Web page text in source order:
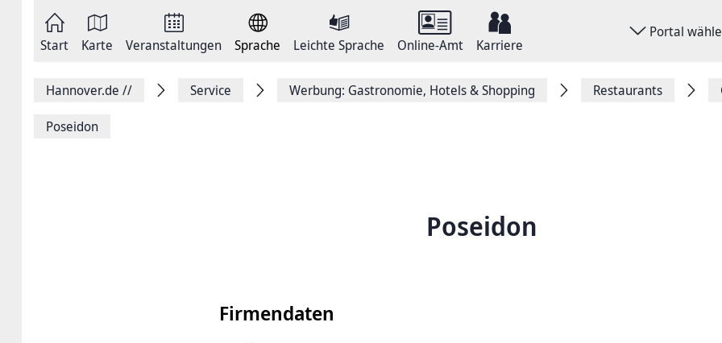
springen
Start Karte Veranstaltungen Sprache Leichte Sprache Online-Amt Karriere
Portal
FacebookHannover.de // Service Werbung: Gastronomie, Hotels & Shopping Restaurants
Poseidon
Poseidon
Firmendaten